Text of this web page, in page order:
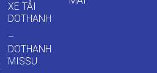
XE TẢI
DOTHANH
–
DOTHANH
MISSU